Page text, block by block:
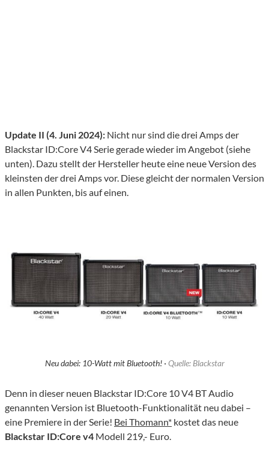
Update II (4. Juni 2024): Nicht nur sind die drei Amps der
Blackstar ID:Core V4 Serie gerade wieder im Angebot (siehe
unten). Dazu stellt der Hersteller heute eine neue Version des
kleinsten der drei Amps vor. Diese gleicht der normalen Version
in allen Punkten, bis auf einen.
Neu dabei: 10-Watt mit Bluetooth! · Quelle: Blackstar
Denn in dieser neuen Blackstar ID:Core 10 V4 BT Audio
genannten Version ist Bluetooth-Funktionalität neu dabei –
eine Premiere in der Serie! Bei Thomann* kostet das neue
Blackstar ID:Core v4 Modell 219,- Euro.